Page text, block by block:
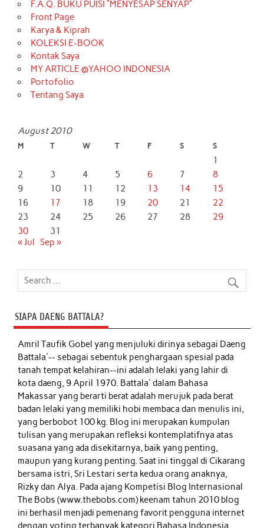
F.A.Q. BUKU PUISI “MENYESAP SENYAP”
Front Page
Karya & Kiprah
KOLEKSI E-BOOK
Kontak Saya
MY ARTICLE @YAHOO INDONESIA
Portofolio
Tentang Saya
August 2010
M T W T F S S
1
2
3 4 5 6 7
8
9
10 11 12 13 14
15
16
17 18 19 20 21
22
23
24 25 26 27 28
29
30
31
« Jul Sep »
SIAPA DAENG BATTALA?
Amril Taufik Gobelyang menjuluki dirinya sebagai Daeng
Battala'-- sebagai sebentuk penghargaan spesial pada
tanah tempat kelahiran--ini adalah lelaki yang lahir di
kota daeng, 9 April 1970. Battala' dalam Bahasa
Makassar yang berarti berat adalah merujuk pada berat
badan lelaki yang memiliki hobi membaca dan menulis ini,
yang berbobot 100 kg. Blog ini merupakan kumpulan
tulisan yang merupakan refleksi kontemplatifnya atas
suasana yang ada disekitarnya, baik yang penting,
maupun yang kurang penting. Saat ini tinggal di Cikarang
bersama istri, Sri Lestari serta kedua orang anaknya,
Rizky dan Alya. Pada ajang Kompetisi Blog Internasional
The Bobs (www.thebobs.com) keenam tahun 2010 blog
ini berhasil menjadi pemenang favorit pengguna internet
dengan voting terbanyak kategori Bahasa Indonesia.